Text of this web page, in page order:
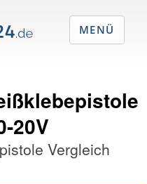
20V
Vergleich
MENÜ